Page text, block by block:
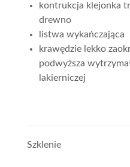
kontrukcja klejonka
drewno
listwa wykańczająca
krawędzie lekko
podwyższa
lakierniczej
Szklenie